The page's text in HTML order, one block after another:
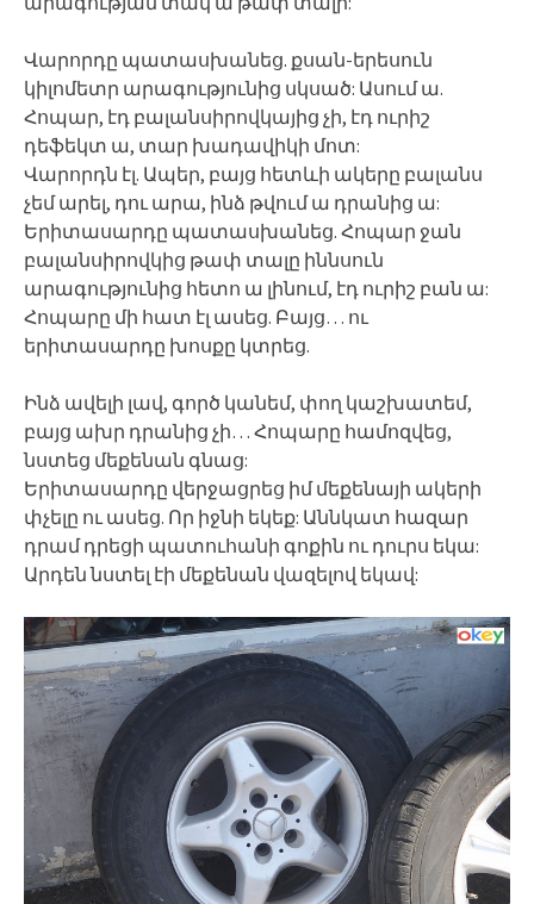
Վարորդը պատասխանեց. քսան-երեսուն
կիլոմետր արագությունից սկսած: Ասում ա.
Հոպար, էդ բալանսիրովկայից չի, էդ ուրիշ
դեֆեկտ ա, տար խադավիկի մոտ:
Վարորդն էլ. Ապեր, բայց հետևի ակերը բալանս
չեմ արել, դու արա, ինձ թվում ա դրանից ա:
Երիտասարդը պատասխանեց. Հոպար ջան
բալանսիրովկից թափ տալը իննսուն
արագությունից հետո ա լինում, էդ ուրիշ բան ա:
Հոպարը մի հատ էլ ասեց. Բայց… ու
երիտասարդը խոսքը կտրեց.
Ինձ ավելի լավ, գործ կանեմ, փող կաշխատեմ,
բայց ախր դրանից չի… Հոպարը համոզվեց,
նստեց մեքենան գնաց:
Երիտասարդը վերջացրեց իմ մեքենայի ակերի
փչելը ու ասեց. Որ իջնի եկեք: Աննկատ հազար
դրամ դրեցի պատուհանի գոքին ու դուրս եկա:
Արդեն նստել էի մեքենան վազելով եկավ: